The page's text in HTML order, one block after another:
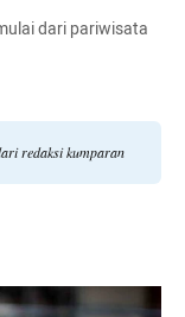
dari pariwisata
redaksi kumparan